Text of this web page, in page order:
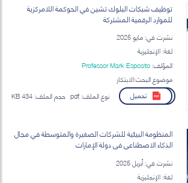
توظيف شبكات البلوك تشين في الحوكمة اللامركزية
للموارد الرقمية المشتركة
نشرت في: مايو 2025
لغة: الإنجليزية
المؤلف: Professor Mark Esposito
موضوع البحث:الابتكار
تحميل
نوع الملف: حجم الملف:
المنظومة البيئية للشركات الصغيرة والمتوسطة في مجال
الذكاء الاصطناعي في دولة الإمارات
نشرت في: أبريل 2025
لغة: الإنجليزية